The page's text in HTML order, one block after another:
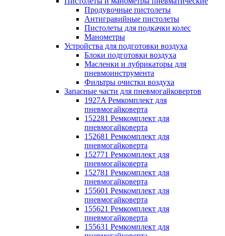
Продувочные пистолеты
Антигравийные пистолеты
Пистолеты для подкачки колес
Манометры
Устройства для подготовки воздуха
Блоки подготовки воздуха
Масленки и лубрикаторы для
пневмоинструмента
Фильтры очистки воздуха
Запасные части для пневмогайковертов
1927A Ремкомплект для
пневмогайковерта
152281 Ремкомплект для
пневмогайковерта
152681 Ремкомплект для
пневмогайковерта
152771 Ремкомплект для
пневмогайковерта
152781 Ремкомплект для
пневмогайковерта
155601 Ремкомплект для
пневмогайковерта
155621 Ремкомплект для
пневмогайковерта
155631 Ремкомплект для